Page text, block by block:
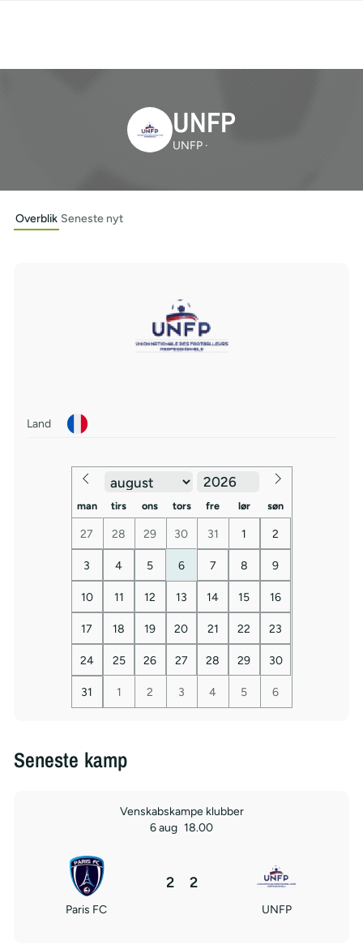
UNFP
UNFP ·
Overblik Seneste nyt
Land
man tirs ons tors fre lør søn
27 28 29 30 31 1 2
3 4 5 6 7 8 9
10 11 12 13 14 15 16
17 18 19 20 21 22 23
24 25 26 27 28 29 30
31 1 2 3 4 5 6
Seneste kamp
Venskabskampe klubber
6 aug 18.00
Paris FC
2 2
UNFP